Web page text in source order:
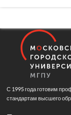
С 1995 года готовим
стандартам высшего